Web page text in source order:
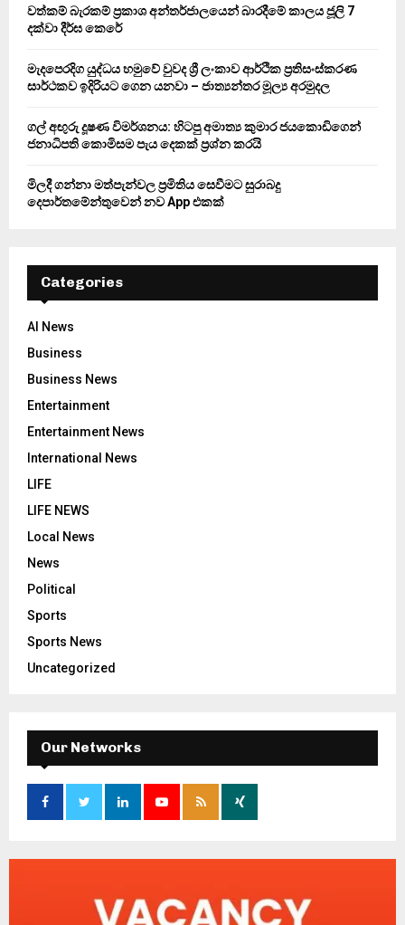
වත්කම් බැරකම් ප්‍රකාශ අන්තර්ජාලයෙන් බාරදීමේ කාලය ජූලි 7
දක්වා දීර්ඝ කෙරේ
මැදපෙරදිග යුද්ධය හමුවේ වුවද ශ්‍රී ලංකාව ආර්ථික ප්‍රතිසංස්කරණ
සාර්ථකව ඉදිරියට ගෙන යනවා – ජාත්‍යන්තර මූල්‍ය අරමුදල
ගල් අඟුරු දූෂණ විමර්ශනය: හිටපු අමාත්‍ය කුමාර ජයකොඩිගෙන්
ජනාධිපති කොමිසම පැය දෙකක් ප්‍රශ්න කරයි
මිලදී ගන්නා මත්පැන්වල ප්‍රමිතිය සෙවීමට සුරාබදු
දෙපාර්තමේන්තුවෙන් නව App එකක්
Categories
AI News
Business
Business News
Entertainment
Entertainment News
International News
LIFE
LIFE NEWS
Local News
News
Political
Sports
Sports News
Uncategorized
Our Networks